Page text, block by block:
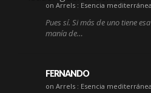
on Arrels : Esencia mediterránea
Pues sí. Si más de uno tiene
manía de…
FERNANDO
on Arrels : Esencia mediterránea